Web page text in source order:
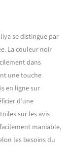
x l 40(65) x
de
avec
: Deux
la zone
un
et
se
en
se distingue par
La couleur noir
dans
une touche
en ligne sur
d’une
sur les avis
maniable,
les besoins du